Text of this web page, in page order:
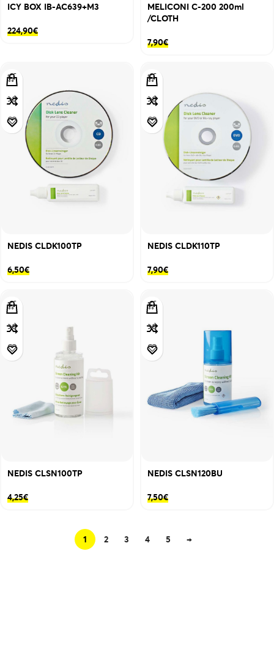
ICY BOX IB-AC639+M3
224,90€
MELICONI C-200 200ml
/CLOTH
7,90€
NEDIS CLDK100TP
6,50€
NEDIS CLDK110TP
7,90€
NEDIS CLSN100TP
4,25€
NEDIS CLSN120BU
7,50€
1 2 3 4 5 →